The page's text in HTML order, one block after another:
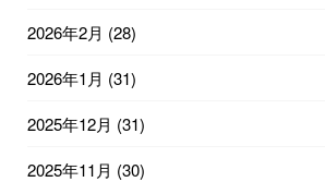
2026年2月 (28)
2026年1月 (31)
2025年12月 (31)
2025年11月 (30)